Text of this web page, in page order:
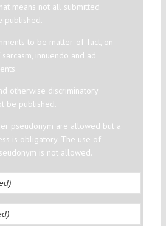
means not all submitted
published.
to be matter-of-fact, on-
innuendo and ad
otherwise discriminatory
be published.
pseudonym are allowed but a
is obligatory. The use of
is not allowed.